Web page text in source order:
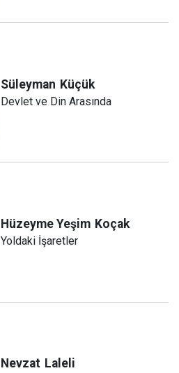
Süleyman Küçük
Devlet ve Din Arasında
Hüzeyme Yeşim Koçak
Yoldaki İşaretler
Nevzat Laleli